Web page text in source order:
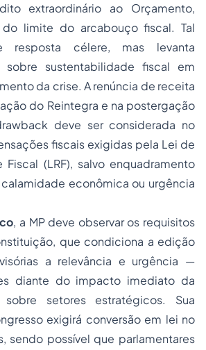
extraordinário ao Orçamento,
limite do arcabouço fiscal. Tal
resposta célere, mas levanta
sobre sustentabilidade fiscal em
da crise. A renúncia de receita
do Reintegra e na postergação
deve ser considerada no
fiscais exigidas pela Lei de
Fiscal (LRF), salvo enquadramento
econômica ou urgência
, a MP deve observar os requisitos
que condiciona a edição
a relevância e urgência —
diante do impacto imediato da
setores estratégicos. Sua
exigirá conversão em lei no
sendo possível que parlamentares